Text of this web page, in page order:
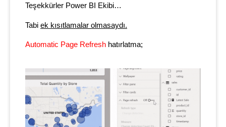
Teşekkürler Power BI Ekibi…
Tabi ek kısıtlamalar olmasaydı.
Automatic Page Refresh hatırlatma;